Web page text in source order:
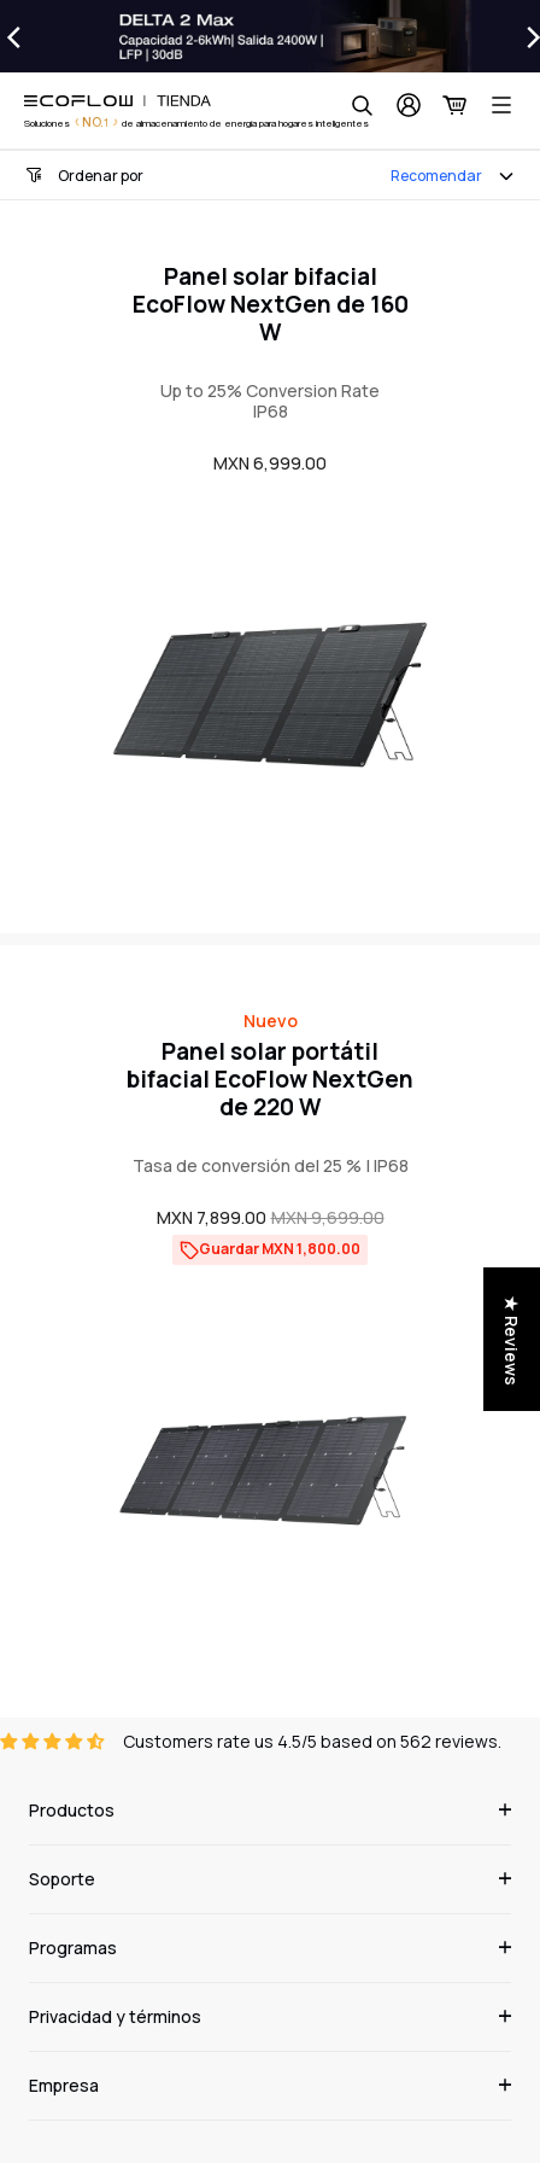
Bifacial solar panel
al
Soluciones NO.1 de almacenamiento de energía para hogares inteligentesBúsqueda
Ordenar por Recomendar
Panel solar bifacial
EcoFlow NextGen de 160
W
Up to 25% Conversion Rate
IP68
Precio
MXN 6,999.00
Nuevo
Panel solar portátil
bifacial EcoFlow NextGen
de 220 W
Tasa de conversión del 25 % | IP68
Precio
venta
MXN 7,899.00 Precio
regular
MXN 9,699.00
Guardar MXN 1,800.00
Customers rate us 4.5/5 based on 562 reviews.
Productos
Soporte
Programas
Privacidad y términos
Empresa
★ Reviews